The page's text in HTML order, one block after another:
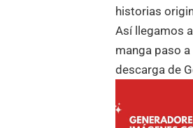
historias
Así llegamos
manga paso
descarga de